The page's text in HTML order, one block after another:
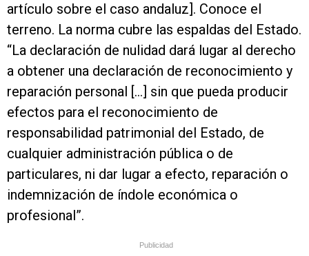
artículo sobre el caso andaluz]. Conoce el
terreno. La norma cubre las espaldas del Estado.
“La declaración de nulidad dará lugar al derecho
a obtener una declaración de reconocimiento y
reparación personal […] sin que pueda producir
efectos para el reconocimiento de
responsabilidad patrimonial del Estado, de
cualquier administración pública o de
particulares, ni dar lugar a efecto, reparación o
indemnización de índole económica o
profesional”.
Publicidad